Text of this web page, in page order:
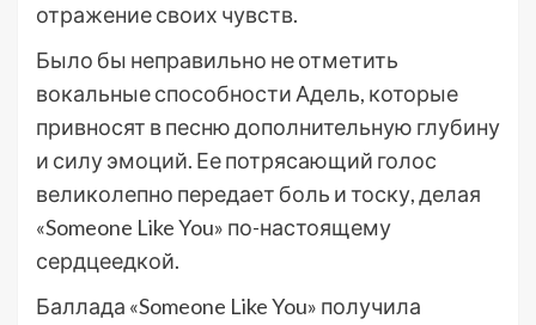
отражение своих чувств.
Было бы неправильно не отметить
вокальные способности Адель, которые
привносят в песню дополнительную глубину
и силу эмоций. Ее потрясающий голос
великолепно передает боль и тоску, делая
«Someone Like You» по-настоящему
сердцеедкой.
Баллада «Someone Like You» получила